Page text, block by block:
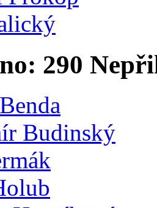
290
Budinský